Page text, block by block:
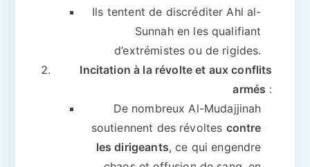
Ils tentent de discréditer Ahl al-
Sunnah en les qualifiant
d’extrémistes ou de rigides.
Incitation à la révolte et aux conflits
armés :
De nombreux Al-Mudajjinah
soutiennent des révoltes contre
les dirigeants, ce qui engendre